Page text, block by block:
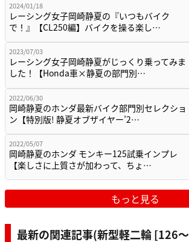
2024/01/18
レーシング女子岡崎静夏の『いつもバイク
で！』【CL250編】バイクを操る楽し…
2023/07/03
レーシング女子岡崎静夏がじっくり乗ってみま
した！【Honda車×静夏の部門別…
2022/06/30
岡崎静夏のホンダ最新バイク部門別セレクショ
ン【特別版! 静夏オブザイヤー’2…
2022/05/07
岡崎静夏のホンダ モンキー125試乗インプレ
【楽しさに上質さが加わって、ちょ…
もっと見る
最新の関連記事(新型軽二輪 [126